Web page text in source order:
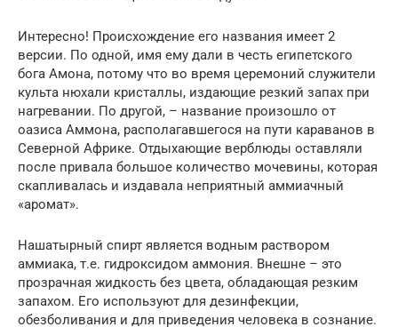
Интересно! Происхождение его названия имеет 2
версии. По одной, имя ему дали в честь египетского
бога Амона, потому что во время церемоний служители
культа нюхали кристаллы, издающие резкий запах при
нагревании. По другой, – название произошло от
оазиса Аммона, располагавшегося на пути караванов в
Северной Африке. Отдыхающие верблюды оставляли
после привала большое количество мочевины, которая
скапливалась и издавала неприятный аммиачный
«аромат».
Нашатырный спирт является водным раствором
аммиака, т.е. гидроксидом аммония. Внешне – это
прозрачная жидкость без цвета, обладающая резким
запахом. Его используют для дезинфекции,
обезболивания и для приведения человека в сознание.